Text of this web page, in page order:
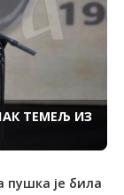
ТЕМЕЉ ИЗ
пушка је била